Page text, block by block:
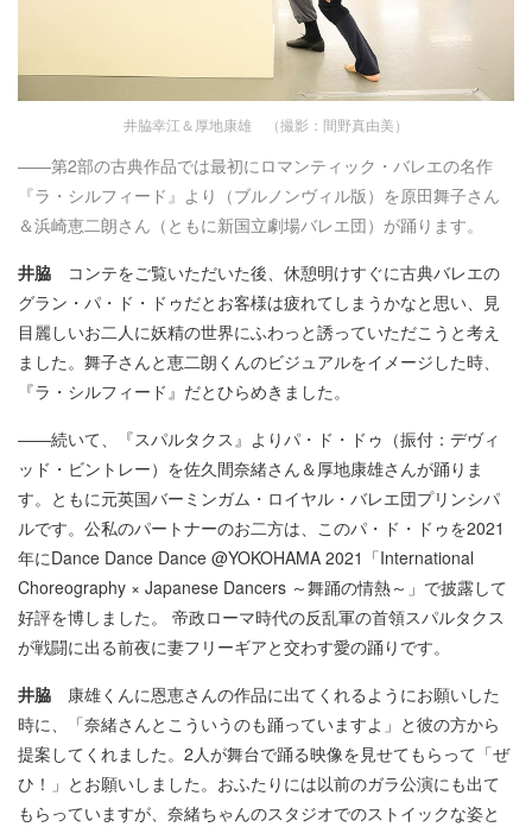
井脇幸江＆厚地康雄 （撮影：間野真由美）
――第2部の古典作品では最初にロマンティック・バレエの名作
『ラ・シルフィード』より（ブルノンヴィル版）を原田舞子さん
＆浜崎恵二朗さん（ともに新国立劇場バレエ団）が踊ります。
井脇 コンテをご覧いただいた後、休憩明けすぐに古典バレエの
グラン・パ・ド・ドゥだとお客様は疲れてしまうかなと思い、見
目麗しいお二人に妖精の世界にふわっと誘っていただこうと考え
ました。舞子さんと恵二朗くんのビジュアルをイメージした時、
『ラ・シルフィード』だとひらめきました。
――続いて、『スパルタクス』よりパ・ド・ドゥ（振付：デヴィ
ッド・ビントレー）を佐久間奈緒さん＆厚地康雄さんが踊りま
す。ともに元英国バーミンガム・ロイヤル・バレエ団プリンシパ
ルです。公私のパートナーのお二方は、このパ・ド・ドゥを2021
年にDance Dance Dance @YOKOHAMA 2021「International
Choreography × Japanese Dancers ～舞踊の情熱～」で披露して
好評を博しました。 帝政ローマ時代の反乱軍の首領スパルタクス
が戦闘に出る前夜に妻フリーギアと交わす愛の踊りです。
井脇 康雄くんに恩恵さんの作品に出てくれるようにお願いした
時に、「奈緒さんとこういうのも踊っていますよ」と彼の方から
提案してくれました。2人が舞台で踊る映像を見せてもらって「ぜ
ひ！」とお願いしました。おふたりには以前のガラ公演にも出て
もらっていますが、奈緒ちゃんのスタジオでのストイックな姿と